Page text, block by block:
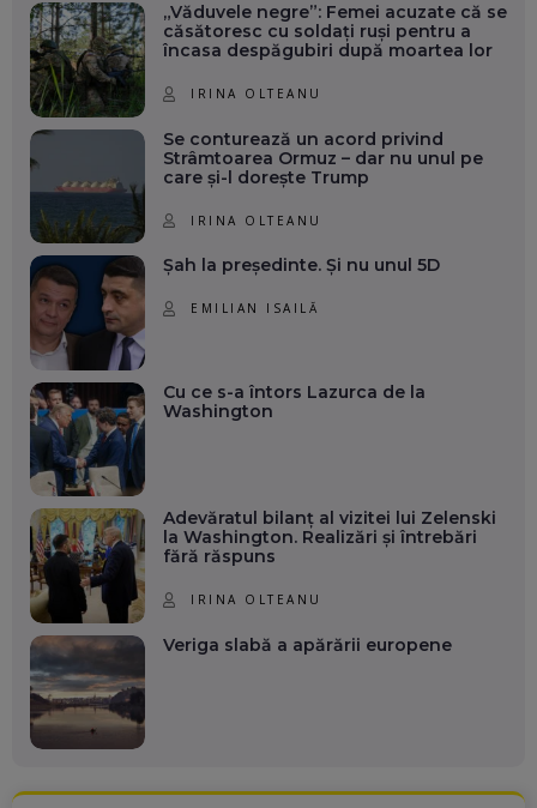
„Văduvele negre”: Femei acuzate că se
căsătoresc cu soldați ruși pentru a
încasa despăgubiri după moartea lor
IRINA OLTEANU
Se conturează un acord privind
Strâmtoarea Ormuz – dar nu unul pe
care și-l dorește Trump
IRINA OLTEANU
Șah la președinte. Și nu unul 5D
EMILIAN ISAILĂ
Cu ce s-a întors Lazurca de la
Washington
Adevăratul bilanț al vizitei lui Zelenski
la Washington. Realizări și întrebări
fără răspuns
IRINA OLTEANU
Veriga slabă a apărării europene